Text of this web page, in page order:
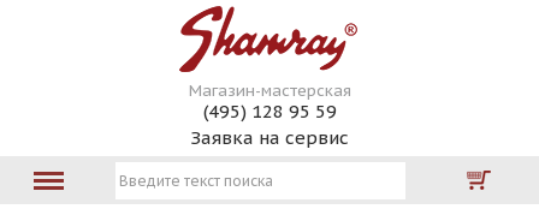
Магазин-мастерская
(495) 128 95 59
Заявка на сервис